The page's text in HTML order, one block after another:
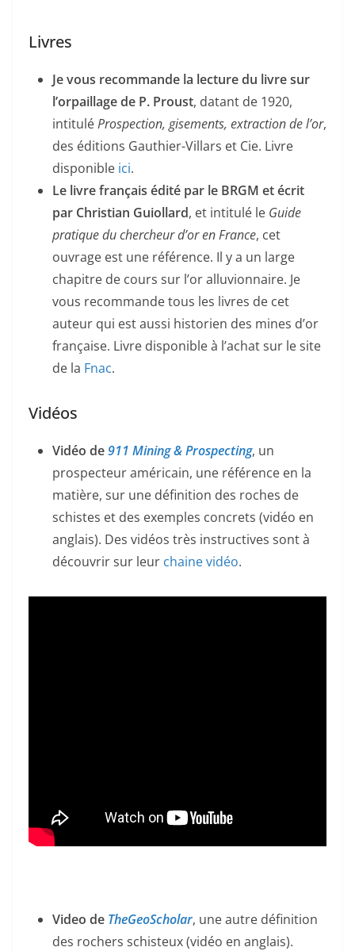
Livres
Je vous recommande la lecture du livre sur
l’orpaillage de P. Proust, datant de 1920,
intituléProspection, gisements, extraction de l’or,
des éditions Gauthier-Villars et Cie. Livre
disponible ici.
Le livre français édité par le BRGM et écrit
par Christian Guiollard, et intitulé le Guide
pratique du chercheur d’or en France, cet
ouvrage est une référence. Il y a un large
chapitre de cours sur l’or alluvionnaire. Je
vous recommande tous les livres de cet
auteur qui est aussi historien des mines d’or
française. Livre disponible à l’achat sur le site
de la Fnac.
Vidéos
Vidéo de911 Mining & Prospecting, un
prospecteur américain, une référence en la
matière, sur une définition des roches de
schistes et des exemples concrets (vidéo en
anglais). Des vidéos très instructives sont à
découvrir sur leur chaine vidéo.
Video de TheGeoScholar, une autre définition
des rochers schisteux (vidéo en anglais).